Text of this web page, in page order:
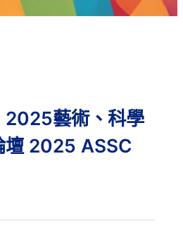
2025藝術、科學
壇 2025 ASSC